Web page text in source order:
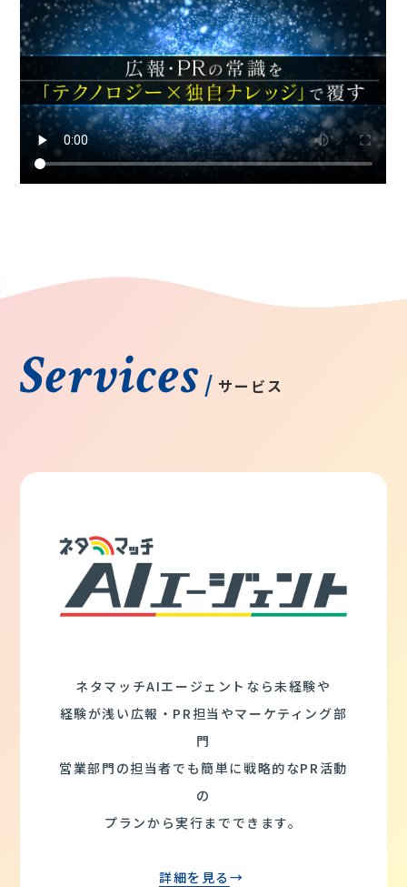
Services / サービス
ネタマッチAIエージェントなら未経験や
経験が浅い広報・PR担当やマーケティング部
門
営業部門の担当者でも簡単に戦略的なPR活動
の
プランから実行までできます。
詳細を見る